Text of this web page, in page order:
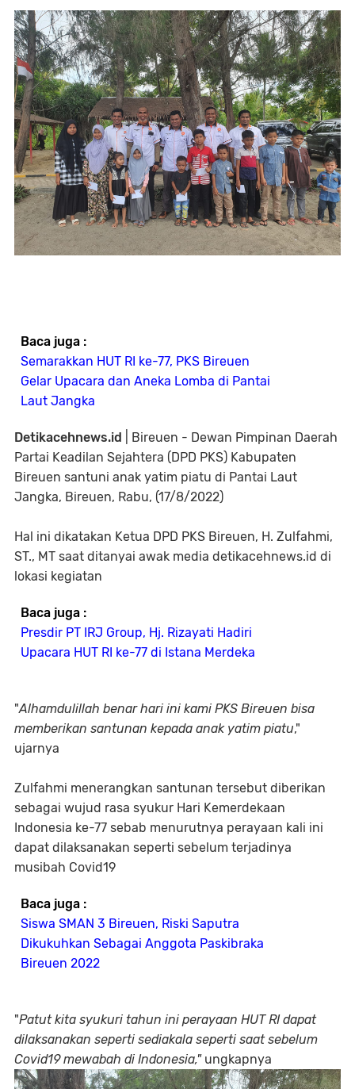
Baca juga :
Semarakkan HUT RI ke-77, PKS Bireuen
Gelar Upacara dan Aneka Lomba di Pantai
Laut Jangka
Detikacehnews.id
| Bireuen - Dewan Pimpinan Daerah
Partai Keadilan Sejahtera (DPD PKS) Kabupaten
Bireuen santuni anak yatim piatu di Pantai Laut
Jangka, Bireuen, Rabu, (17/8/2022)
Hal ini dikatakan Ketua DPD PKS Bireuen, H. Zulfahmi,
ST., MT saat ditanyai awak media detikacehnews.id di
lokasi kegiatan
Baca juga :
Presdir PT IRJ Group, Hj. Rizayati Hadiri
Upacara HUT RI ke-77 di Istana Merdeka
"Alhamdulillah benar hari ini kami PKS Bireuen bisa
memberikan santunan kepada anak yatim piatu,"
ujarnya
Zulfahmi menerangkan santunan tersebut diberikan
sebagai wujud rasa syukur Hari Kemerdekaan
Indonesia ke-77 sebab menurutnya perayaan kali ini
dapat dilaksanakan seperti sebelum terjadinya
musibah Covid19
Baca juga :
Siswa SMAN 3 Bireuen, Riski Saputra
Dikukuhkan Sebagai Anggota Paskibraka
Bireuen 2022
"Patut kita syukuri tahun ini perayaan HUT RI dapat
dilaksanakan seperti sediakala seperti saat sebelum
Covid19 mewabah di Indonesia,"ungkapnya